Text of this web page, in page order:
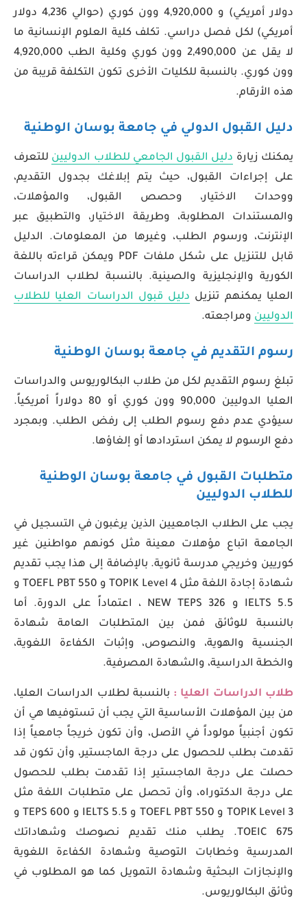
دولار أمريكي) و 4,920,000 وون كوري (حوالي 4,236 دولار
أمريكي) لكل فصل دراسي. تكلف كلية العلوم الإنسانية ما
لا يقل عن 2,490,000 وون كوري وكلية الطب 4,920,000
وون كوري. بالنسبة للكليات الأخرى تكون التكلفة قريبة من
هذه الأرقام.
دليل القبول الدولي في جامعة بوسان الوطنية
يمكنك زيارة دليل القبول الجامعي للطلاب الدوليين للتعرف
على إجراءات القبول، حيث يتم إبلاغك بجدول التقديم،
ووحدات الاختيار، وحصص القبول، والمؤهلات،
والمستندات المطلوبة، وطريقة الاختيار، والتطبيق عبر
الإنترنت، ورسوم الطلب، وغيرها من المعلومات. الدليل
قابل للتنزيل على شكل ملفات PDF ويمكن قراءته باللغة
الكورية والإنجليزية والصينية. بالنسبة لطلاب الدراسات
العليا يمكنهم تنزيل دليل قبول الدراسات العليا للطلاب
الدوليين ومراجعته.
رسوم التقديم في جامعة بوسان الوطنية
تبلغ رسوم التقديم لكل من طلاب البكالوريوس والدراسات
العليا الدوليين 90,000 وون كوري أو 80 دولاراً أمريكياً.
سيؤدي عدم دفع رسوم الطلب إلى رفض الطلب. وبمجرد
دفع الرسوم لا يمكن استردادها أو إلغاؤها.
متطلبات القبول في جامعة بوسان الوطنية
للطلاب الدوليين
يجب على الطلاب الجامعيين الذين يرغبون في التسجيل في
الجامعة اتباع مؤهلات معينة مثل كونهم مواطنين غير
كوريين وخريجي مدرسة ثانوية. بالإضافة إلى هذا يجب تقديم
شهادة إجادة اللغة مثل TOPIK Level 4 و TOEFL PBT 550 و
IELTS 5.5 و NEW TEPS 326 ، اعتماداً على الدورة. أما
بالنسبة للوثائق فمن بين المتطلبات العامة شهادة
الجنسية والهوية، والنصوص، وإثبات الكفاءة اللغوية،
والخطة الدراسية، والشهادة المصرفية.
طلاب الدراسات العليا : بالنسبة لطلاب الدراسات العليا،
من بين المؤهلات الأساسية التي يجب أن تستوفيها هي أن
تكون أجنبياً مولوداً في الأصل، وأن تكون خريجاً جامعياً إذا
تقدمت بطلب للحصول على درجة الماجستير، وأن تكون قد
حصلت على درجة الماجستير إذا تقدمت بطلب للحصول
على درجة الدكتوراه، وأن تحصل على متطلبات اللغة مثل
TOPIK Level 3 و TOEFL PBT 550 و IELTS 5.5 و TEPS 600 و
TOEIC 675. يطلب منك تقديم نصوصك وشهاداتك
المدرسية وخطابات التوصية وشهادة الكفاءة اللغوية
والإنجازات البحثية وشهادة التمويل كما هو المطلوب في
وثائق البكالوريوس.